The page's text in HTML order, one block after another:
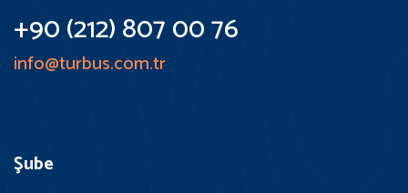
+90 (212) 807 00 76
info@turbus.com.tr
Şube